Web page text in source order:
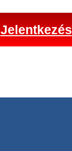
Jelentkezés